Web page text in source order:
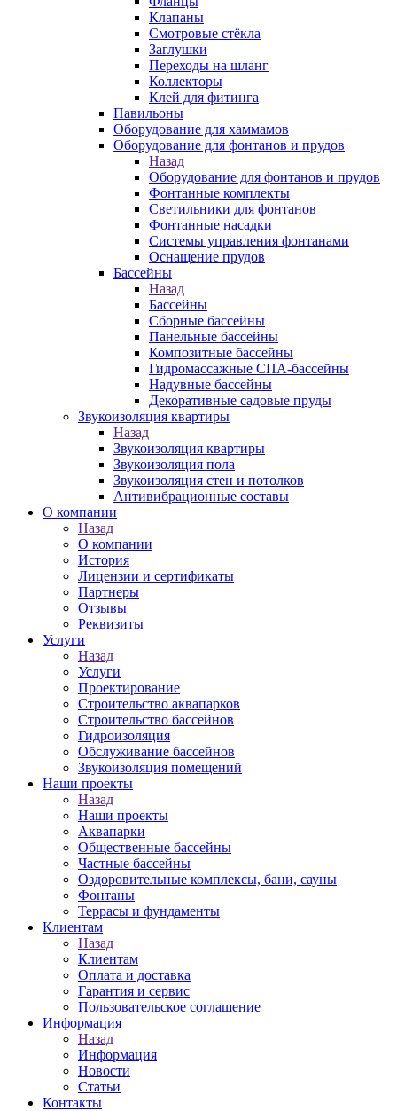
Клапаны
Смотровые стёкла
Заглушки
Переходы на шланг
Коллекторы
Клей для фитинга
Павильоны
Оборудование для хаммамов
Оборудование для фонтанов и прудов
Назад
Оборудование для фонтанов и прудов
Фонтанные комплекты
Светильники для фонтанов
Фонтанные насадки
Системы управления фонтанами
Оснащение прудов
Бассейны
Назад
Бассейны
Сборные бассейны
Панельные бассейны
Композитные бассейны
Гидромассажные СПА-бассейны
Надувные бассейны
Декоративные садовые пруды
Звукоизоляция квартиры
Назад
Звукоизоляция квартиры
Звукоизоляция пола
Звукоизоляция стен и потолков
Антивибрационные составы
О компании
Назад
О компании
История
Лицензии и сертификаты
Партнеры
Отзывы
Реквизиты
Услуги
Назад
Услуги
Проектирование
Строительство аквапарков
Строительство бассейнов
Гидроизоляция
Обслуживание бассейнов
Звукоизоляция помещений
Наши проекты
Назад
Наши проекты
Аквапарки
Общественные бассейны
Частные бассейны
Оздоровительные комплексы, бани, сауны
Фонтаны
Террасы и фундаменты
Клиентам
Назад
Клиентам
Оплата и доставка
Гарантия и сервис
Пользовательское соглашение
Информация
Назад
Информация
Новости
Статьи
Контакты